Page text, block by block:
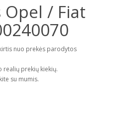
Opel / Fiat
nuo prekės parodytos
realių prekių kiekių.
su mumis.